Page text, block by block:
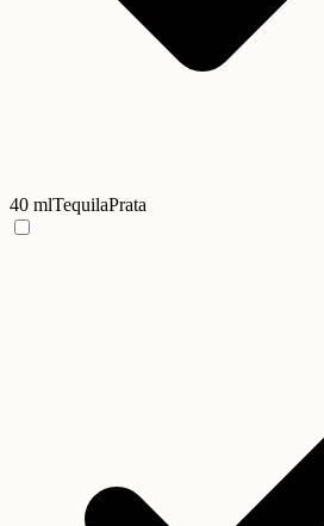
40 mlTequilaPrata